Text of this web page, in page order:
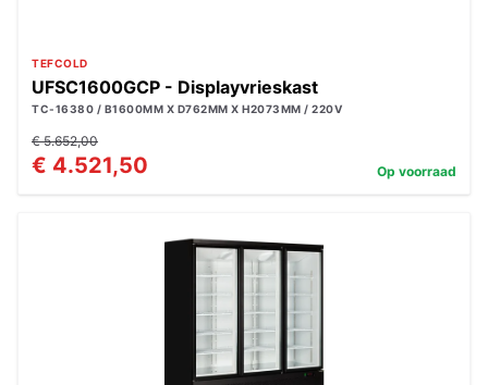
TEFCOLD
UFSC1600GCP - Displayvrieskast
TC-16380 / B1600MM X D762MM X H2073MM / 220V
€ 5.652,00
€ 4.521,50 Op voorraad